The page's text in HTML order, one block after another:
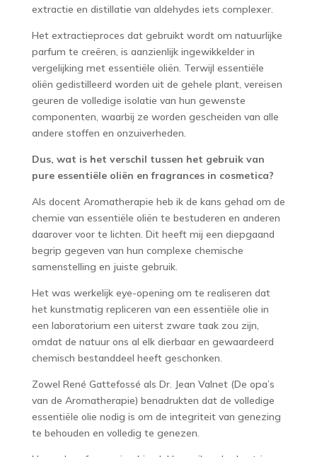
extractie en distillatie van aldehydes iets complexer.
Het extractieproces dat gebruikt wordt om natuurlijke
parfum te creëren, is aanzienlijk ingewikkelder in
vergelijking met essentiële oliën. Terwijl essentiële
oliën gedistilleerd worden uit de gehele plant, vereisen
geuren de volledige isolatie van hun gewenste
componenten, waarbij ze worden gescheiden van alle
andere stoffen en onzuiverheden.
Dus, wat is het verschil tussen het gebruik van
pure essentiële oliën enfragrancesin cosmetica?
Als docent Aromatherapie heb ik de kans gehad om de
chemie van essentiële oliën te bestuderen en anderen
daarover voor te lichten. Dit heeft mij een diepgaand
begrip gegeven van hun complexe chemische
samenstelling en juiste gebruik.
Het was werkelijk eye-opening om te realiseren dat
het kunstmatig repliceren van een essentiële olie in
een laboratorium een uiterst zware taak zou zijn,
omdat de natuur ons al elk dierbaar en gewaardeerd
chemisch bestanddeel heeft geschonken.
Zowel René Gattefossé als Dr. Jean Valnet (De opa’s
van de Aromatherapie) benadrukten dat de volledige
essentiële olie nodig is om de integriteit van genezing
te behouden en volledig te genezen.